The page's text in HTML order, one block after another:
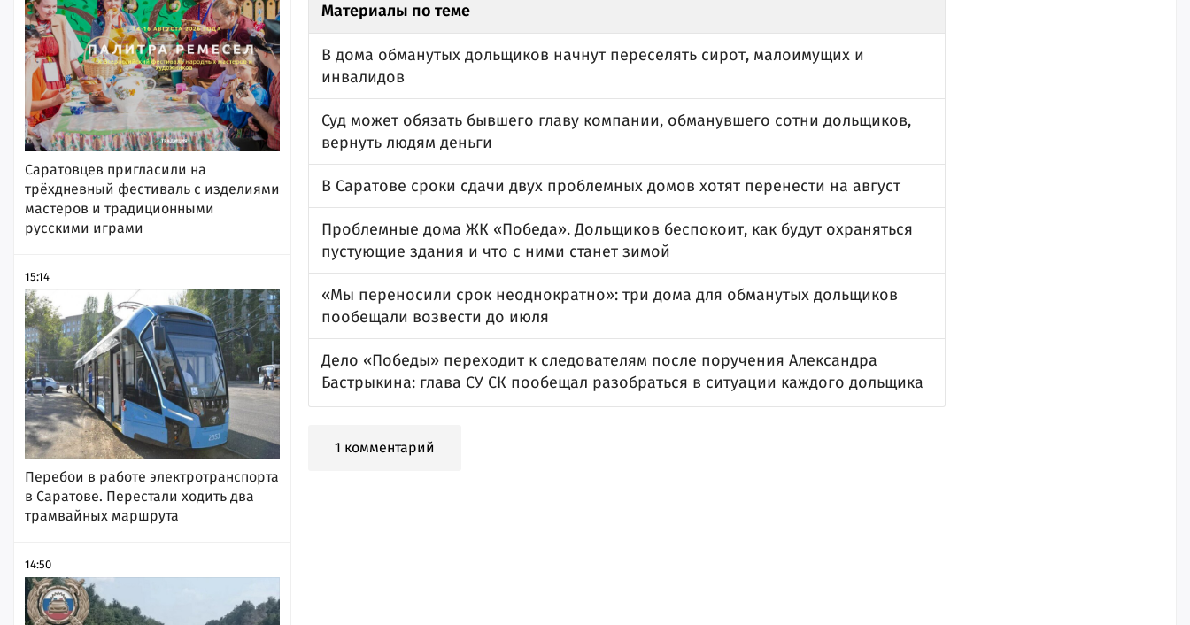
Саратовцев пригласили на
трёхдневный фестиваль с изделиями
мастеров и традиционными
русскими играми
15:14
Перебои в работе электротранспорта
в Саратове. Перестали ходить два
трамвайных маршрута
14:50
Материалы по теме
В дома обманутых дольщиков начнут переселять сирот, малоимущих и
инвалидов
Суд может обязать бывшего главу компании, обманувшего сотни дольщиков,
вернуть людям деньги
В Саратове сроки сдачи двух проблемных домов хотят перенести на август
Проблемные дома ЖК «Победа». Дольщиков беспокоит, как будут охраняться
пустующие здания и что с ними станет зимой
«Мы переносили срок неоднократно»: три дома для обманутых дольщиков
пообещали возвести до июля
Дело «Победы» переходит к следователям после поручения Александра
Бастрыкина: глава СУ СК пообещал разобраться в ситуации каждого дольщика
1 комментарий